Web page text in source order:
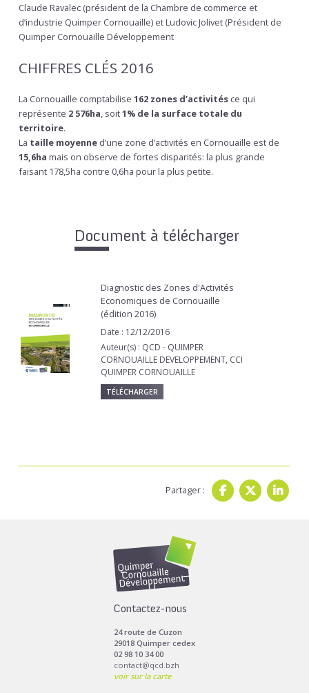
Claude Ravalec (président de la Chambre de commerce et
d’industrie Quimper Cornouaille) et Ludovic Jolivet (Président de
Quimper Cornouaille Développement
CHIFFRES CLÉS 2016
La Cornouaille comptabilise 162 zones d’activités ce qui
représente 2 576ha, soit1% de la surface totale du
territoire.
La taille moyenne d’une zone d’activités en Cornouaille est de
15,6ha mais on observe de fortes disparités: la plus grande
faisant 178,5ha contre 0,6ha pour la plus petite.
Document à télécharger
Diagnostic des Zones d'Activités
Economiques de Cornouaille
(édition 2016)
Date : 12/12/2016
Auteur(s) : QCD - QUIMPER
CORNOUAILLE DEVELOPPEMENT, CCI
QUIMPER CORNOUAILLE
TÉLÉCHARGER
Partager :
Contactez-nous
24 route de Cuzon
29018 Quimper cedex
02 98 10 34 00
contact@qcd.bzh
voir sur la carte